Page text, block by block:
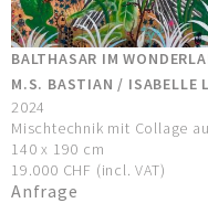
BALTHASAR IM
M.S. BASTIAN / ISABELLE
2024
Mischtechnik mit Collage
140 x 190 cm
19.000 CHF (incl. VAT)
Anfrage